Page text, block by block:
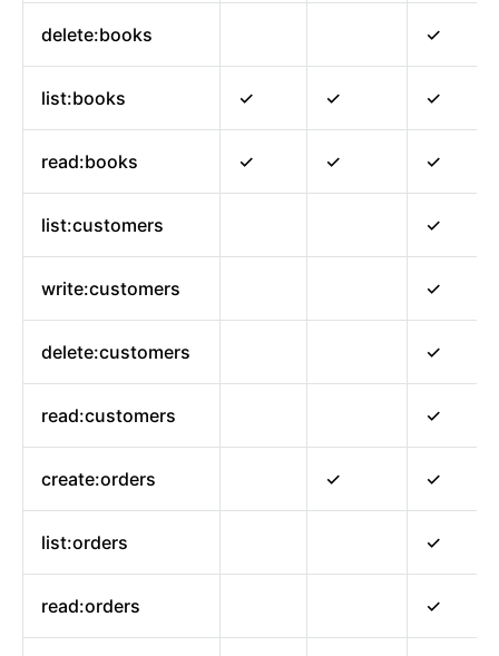
delete:books ✓
list:books ✓ ✓ ✓
read:books ✓ ✓ ✓
list:customers ✓
write:customers ✓
delete:customers ✓
read:customers ✓
create:orders ✓ ✓
list:orders ✓
read:orders ✓